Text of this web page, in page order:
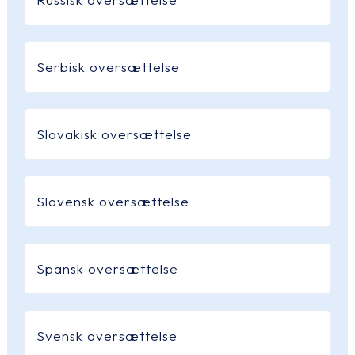
Serbisk oversættelse
Slovakisk oversættelse
Slovensk oversættelse
Spansk oversættelse
Svensk oversættelse